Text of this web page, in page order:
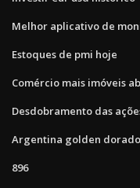
Melhor aplicativo de
Estoques de pmi hoje
Comércio mais imóveis
Desdobramento das
Argentina golden dorado
896